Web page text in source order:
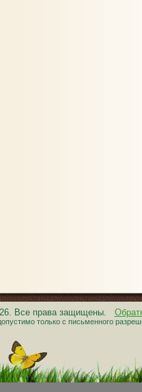
Все права защищены.
только с письменного